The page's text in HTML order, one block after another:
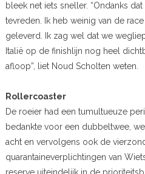
bleek net iets sneller. “Ondanks
tevreden. Ik heb weinig van de
geleverd. Ik zag wel dat we
Italië op de finishlijn nog heel
afloop”, liet Noud Scholten weten.
Rollercoaster
De roeier had een tumultueuze
bedankte voor een dubbeltwee,
acht en vervolgens ook de
quarantaineverplichtingen van